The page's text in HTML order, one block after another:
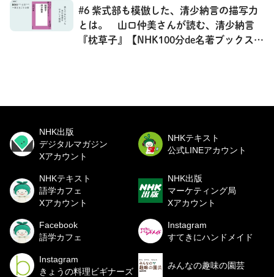
#6 紫式部も模倣した、清少納言の描写力
とは。 山口仲美さんが読む、清少納言
『枕草子』【NHK100分de名著ブックス一
NHK出版
デジタルマガジン
Xアカウント
NHKテキスト
公式LINEアカウント
NHKテキスト
語学カフェ
Xアカウント
NHK出版
マーケティング局
Xアカウント
Facebook
語学カフェ
Instagram
すてきにハンドメイド
Instagram
きょうの料理ビギナーズ
みんなの趣味の園芸